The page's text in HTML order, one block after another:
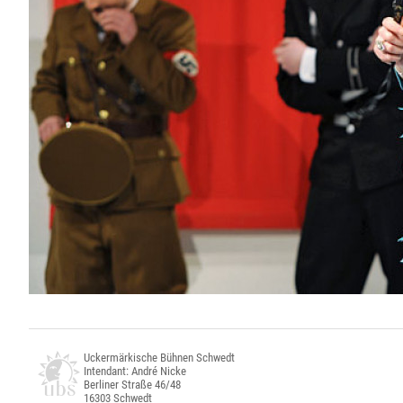
Uckermärkische Bühnen Schwedt
Intendant: André Nicke
Berliner Straße 46/48
16303 Schwedt